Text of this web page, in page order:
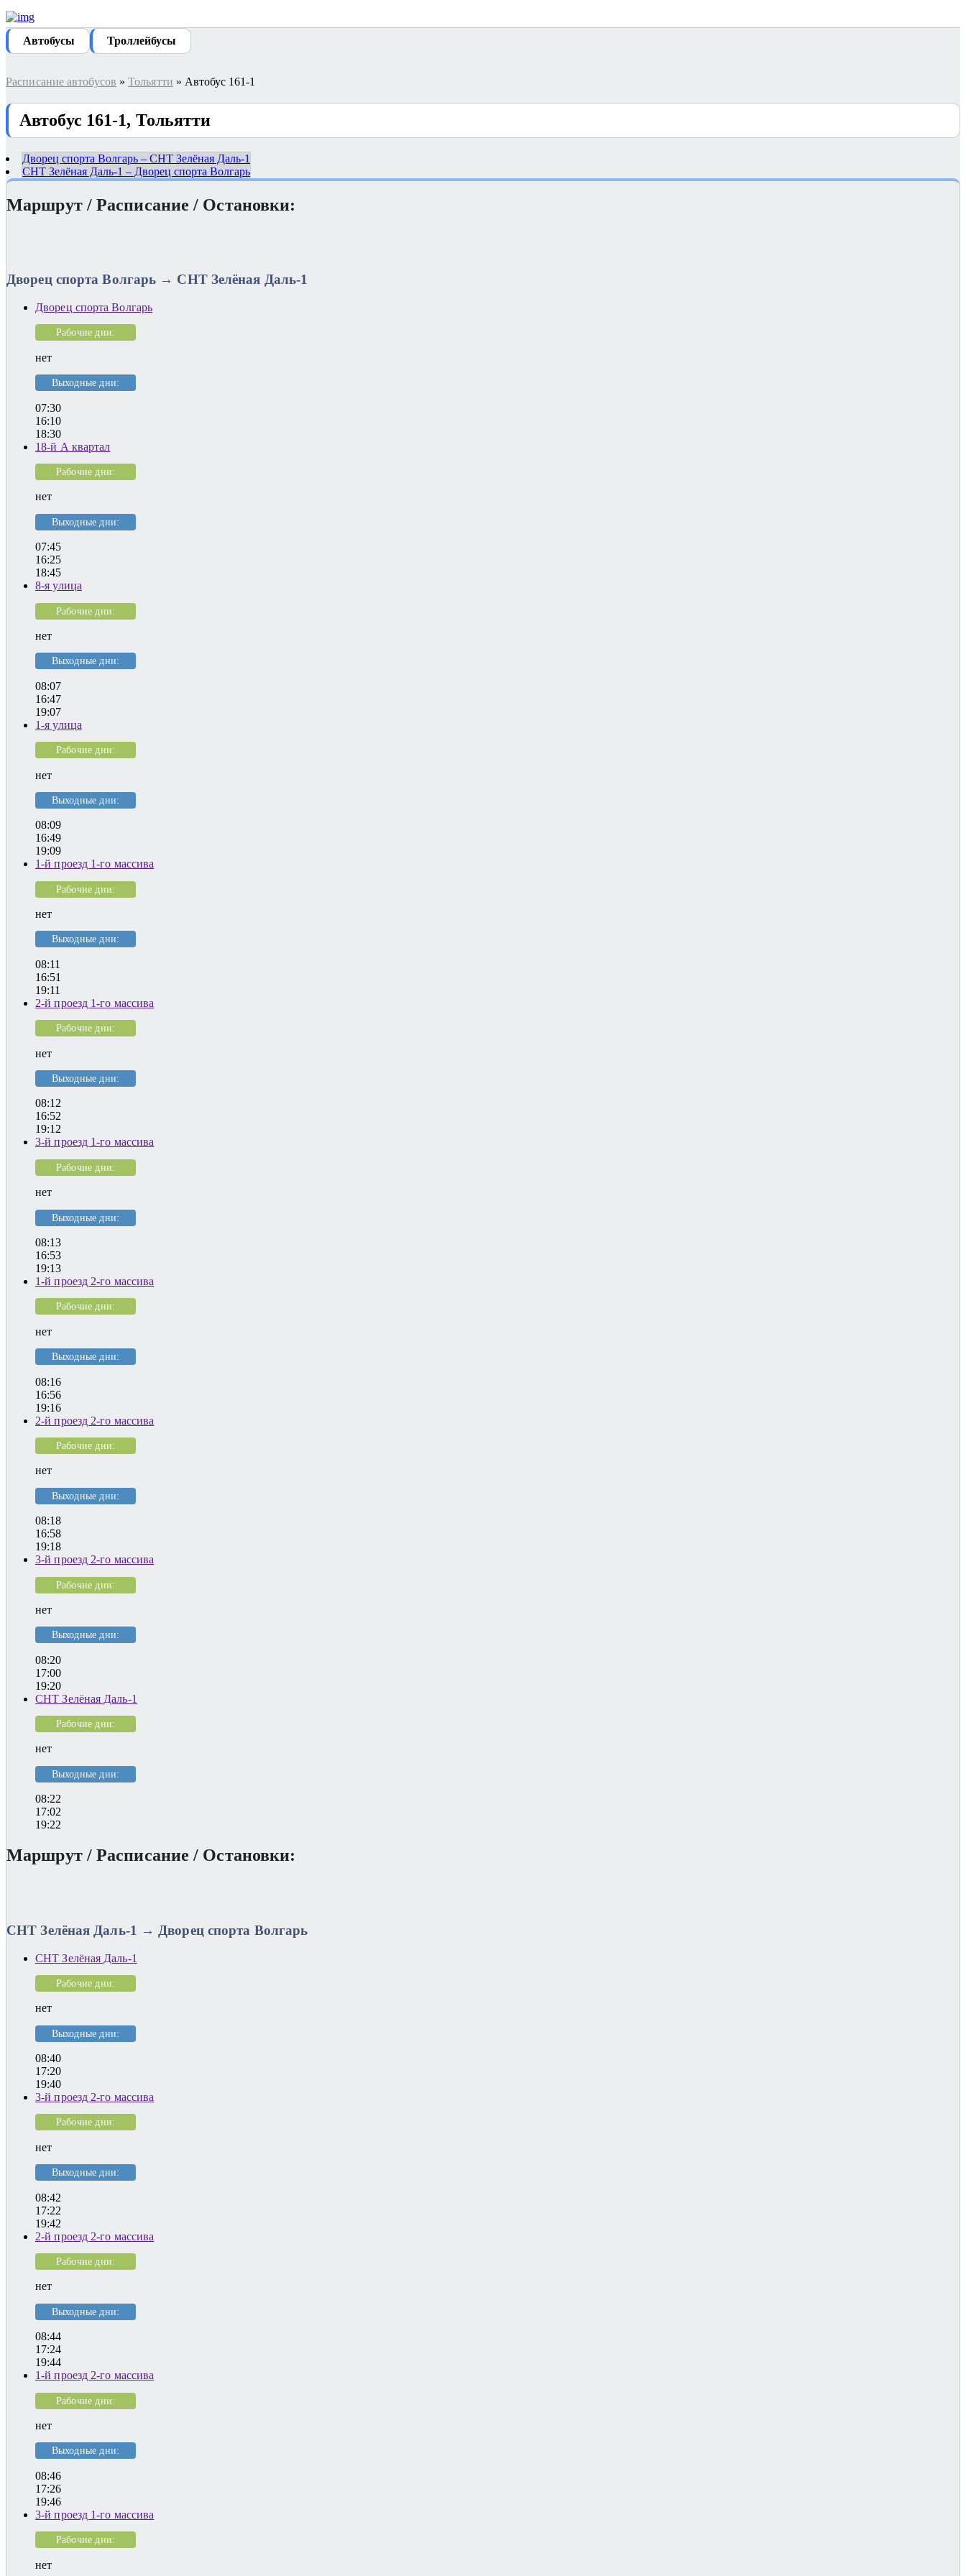
Автобуcы Троллейбусы
Расписание автобусов » Тольятти » Автобус 161-1
Автобус 161-1, Тольятти
Дворец спорта Волгарь – СНТ Зелёная Даль-1
СНТ Зелёная Даль-1 – Дворец спорта Волгарь
Маршрут / Расписание / Остановки:
Дворец спорта Волгарь → СНТ Зелёная Даль-1
Дворец спорта Волгарь
Рабочие дни:
нет
Выходные дни:
07:30
16:10
18:30
18-й А квартал
Рабочие дни:
нет
Выходные дни:
07:45
16:25
18:45
8-я улица
Рабочие дни:
нет
Выходные дни:
08:07
16:47
19:07
1-я улица
Рабочие дни:
нет
Выходные дни:
08:09
16:49
19:09
1-й проезд 1-го массива
Рабочие дни:
нет
Выходные дни:
08:11
16:51
19:11
2-й проезд 1-го массива
Рабочие дни:
нет
Выходные дни:
08:12
16:52
19:12
3-й проезд 1-го массива
Рабочие дни:
нет
Выходные дни:
08:13
16:53
19:13
1-й проезд 2-го массива
Рабочие дни:
нет
Выходные дни:
08:16
16:56
19:16
2-й проезд 2-го массива
Рабочие дни:
нет
Выходные дни:
08:18
16:58
19:18
3-й проезд 2-го массива
Рабочие дни:
нет
Выходные дни:
08:20
17:00
19:20
СНТ Зелёная Даль-1
Рабочие дни:
нет
Выходные дни:
08:22
17:02
19:22
Маршрут / Расписание / Остановки:
СНТ Зелёная Даль-1 → Дворец спорта Волгарь
СНТ Зелёная Даль-1
Рабочие дни:
нет
Выходные дни:
08:40
17:20
19:40
3-й проезд 2-го массива
Рабочие дни:
нет
Выходные дни:
08:42
17:22
19:42
2-й проезд 2-го массива
Рабочие дни:
нет
Выходные дни:
08:44
17:24
19:44
1-й проезд 2-го массива
Рабочие дни:
нет
Выходные дни:
08:46
17:26
19:46
3-й проезд 1-го массива
Рабочие дни:
нет